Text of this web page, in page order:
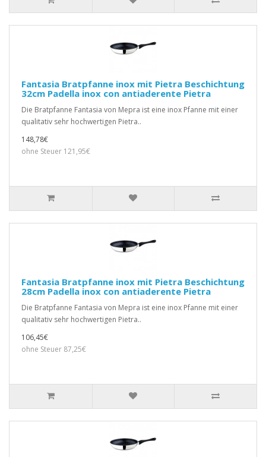
Fantasia Bratpfanne inox mit Pietra Beschichtung
32cm Padella inox con antiaderente Pietra
Die Bratpfanne Fantasia von Mepra ist eine inox Pfanne mit einer
qualitativ sehr hochwertigen Pietra..
148,78€
ohne Steuer 121,95€
Fantasia Bratpfanne inox mit Pietra Beschichtung
28cm Padella inox con antiaderente Pietra
Die Bratpfanne Fantasia von Mepra ist eine inox Pfanne mit einer
qualitativ sehr hochwertigen Pietra..
106,45€
ohne Steuer 87,25€